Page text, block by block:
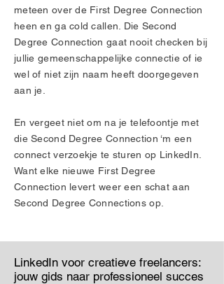
meteen over de First Degree Connection
heen en ga cold callen. Die Second
Degree Connection gaat nooit checken bij
jullie gemeenschappelijke connectie of ie
wel of niet zijn naam heeft doorgegeven
aan je.
En vergeet niet om na je telefoontje met
die Second Degree Connection ‘m een
connect verzoekje te sturen op LinkedIn.
Want elke nieuwe First Degree
Connection levert weer een schat aan
Second Degree Connections op.
LinkedIn voor creatieve freelancers:
jouw gids naar professioneel succes